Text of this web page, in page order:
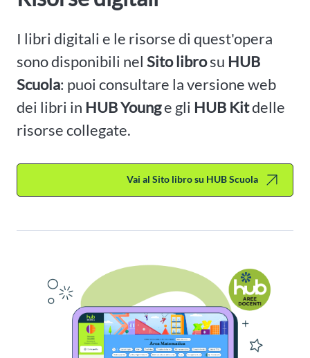
I libri digitali e le risorse di quest'opera
sono disponibili nel Sito librosu HUB
Scuola: puoi consultare la versione web
dei libri in HUB Younge gli HUB Kitdelle
risorse collegate.
Vai al Sito libro su HUB Scuola